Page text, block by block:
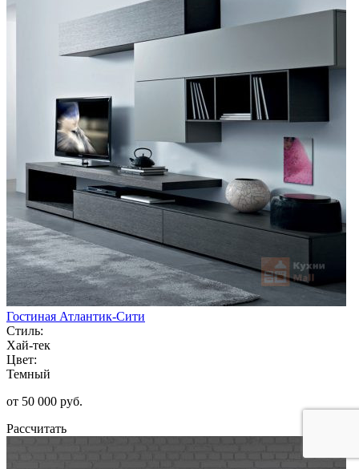
Гостиная Атлантик-Сити
Стиль:
Хай-тек
Цвет:
Темный
от 50 000 руб.
Рассчитать